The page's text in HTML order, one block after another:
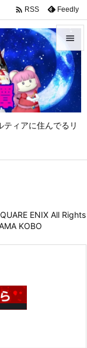
ィアに住んでるリ


メニュ

サイド

 RSS Feedly
ENIX All Rights
KOBO